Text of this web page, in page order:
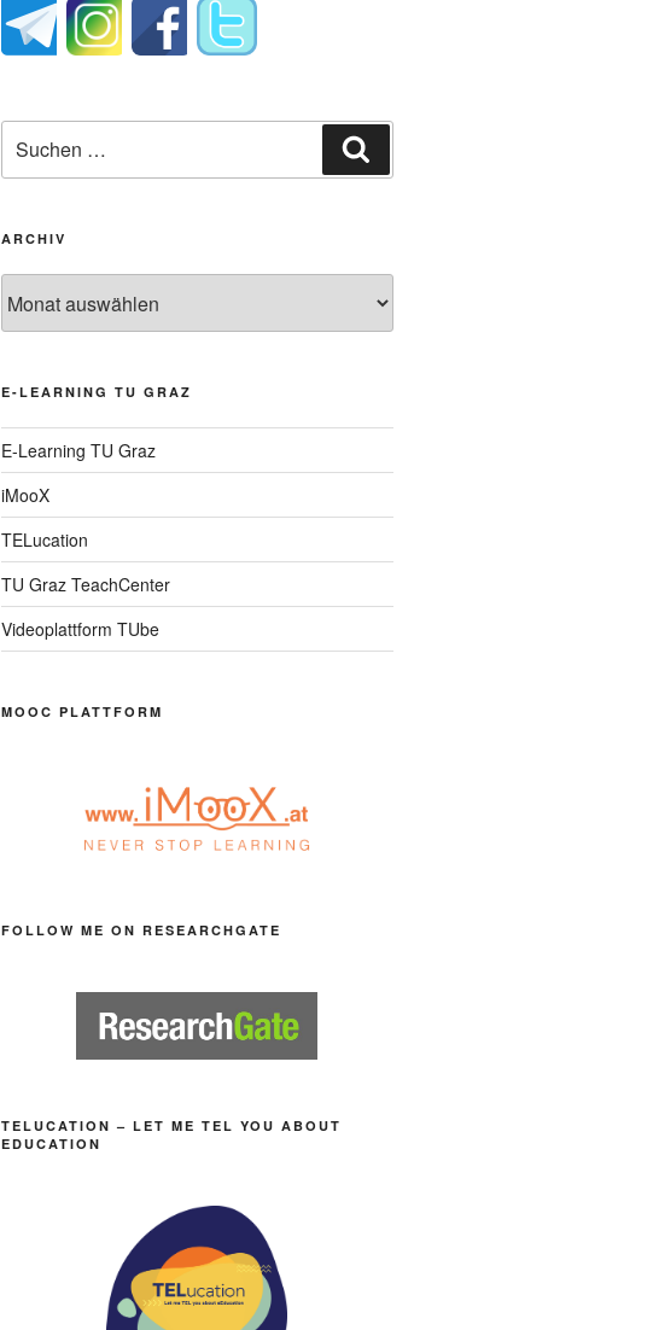
nach:
ARCHIV
E-LEARNING TU GRAZ
E-Learning TU Graz
iMooX
TELucation
TU Graz TeachCenter
Videoplattform TUbe
MOOC PLATTFORM
FOLLOW ME ON RESEARCHGATE
TELUCATION – LET ME TEL YOU ABOUT
EDUCATION